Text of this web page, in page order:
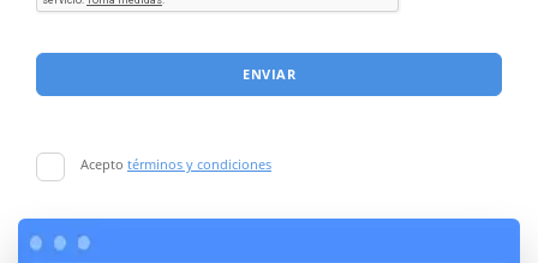
ENVIAR
Acepto términos y condiciones